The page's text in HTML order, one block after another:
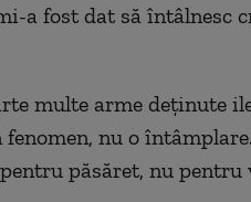
a fost dat să întâlnesc
multe arme deținute
nu o
păsăret, nu